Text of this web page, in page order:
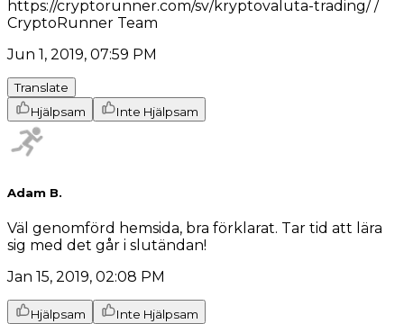
https://cryptorunner.com/sv/kryptovaluta-trading/ /
CryptoRunner Team
Jun 1, 2019, 07:59 PM
Translate
Hjälpsam
Inte Hjälpsam
Adam B.
Väl genomförd hemsida, bra förklarat. Tar tid att lära
sig med det går i slutändan!
Jan 15, 2019, 02:08 PM
Hjälpsam Inte Hjälpsam